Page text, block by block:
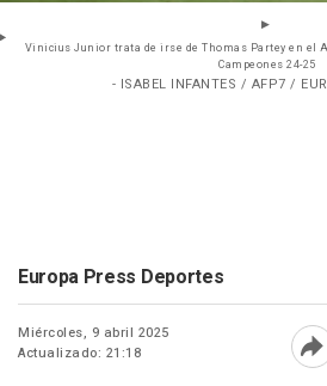
Vinicius Junior trata de irse de Thomas Partey en el
Campeones 24-25
- ISABEL INFANTES / AFP7 /
Europa Press Deportes
Miércoles, 9 abril 2025
Actualizado: 21:18